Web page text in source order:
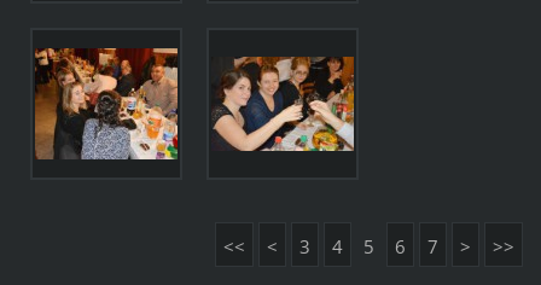
<< < 3 4 5 6 7 > >>